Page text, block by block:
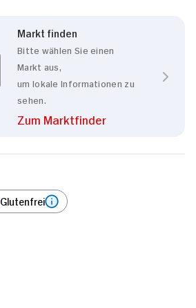
Markt finden
Bitte wählen Sie einen
Markt aus,
um lokale Informationen zu
sehen.
Zum Marktfinder
Glutenfrei